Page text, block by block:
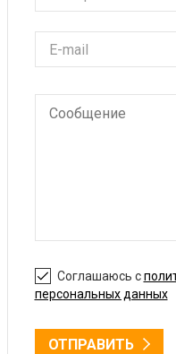
Соглашаюсь с
персональных данных
ОТПРАВИТЬ